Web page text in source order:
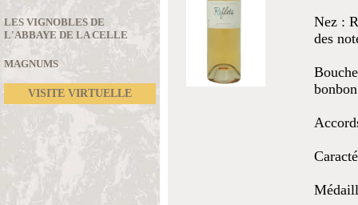
LES VIGNOBLES DE
L'ABBAYE DE LA CELLE
MAGNUMS
VISITE VIRTUELLE
Nez :
des